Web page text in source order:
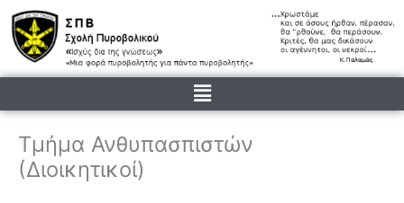
Μετάβαση
στο
περιεχόμενο
Menu
Τμήμα Ανθυπασπιστών
(Διοικητικοί)